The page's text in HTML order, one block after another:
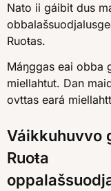
Nato ii gáibit dus
Ruoŧas.
Máŋggas eai obba
miellahtut. Dan
ovttas eará
Váikkuhuvvo
Ruoŧa